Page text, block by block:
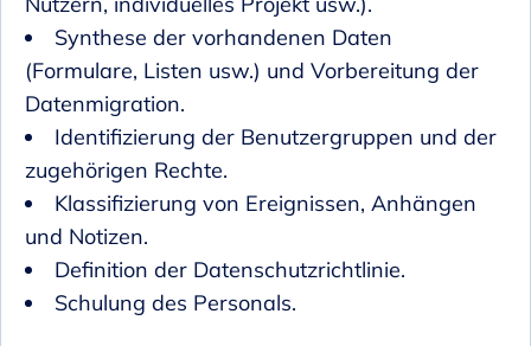
Synthese der vorhandenen Daten
(Formulare, Listen usw.) und Vorbereitung der
Datenmigration.
Identifizierung der Benutzergruppen und der
zugehörigen Rechte.
Klassifizierung von Ereignissen, Anhängen
und Notizen.
Definition der Datenschutzrichtlinie.
Schulung des Personals.